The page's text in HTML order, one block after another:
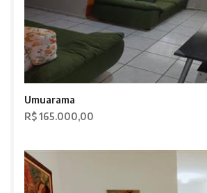
Umuarama
R$ 165.000,00